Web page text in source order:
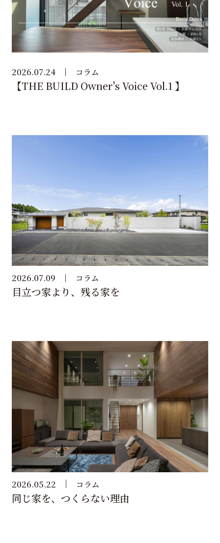
2026.07.24 コラム
【THE BUILD Owner's Voice Vol.1 】
2026.07.09 コラム
目立つ家より、残る家を
2026.05.22 コラム
同じ家を、つくらない理由